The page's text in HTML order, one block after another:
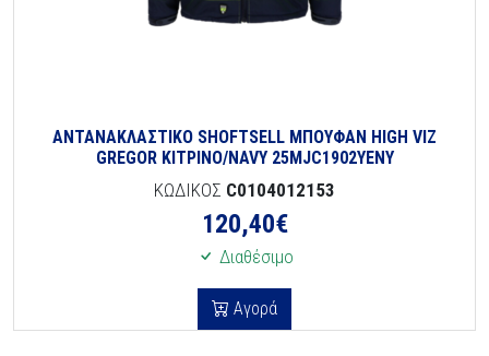
ΑΝΤΑΝΑΚΛΑΣΤΙΚΟ SHOFTSELL ΜΠΟΥΦΑΝ HIGH VIZ
GREGOR ΚΙΤΡΙΝΟ/NAVY 25MJC1902YENY
ΚΩΔΙΚΟΣ C0104012153
120,40€
Διαθέσιμο
Αγορά